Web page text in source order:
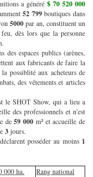
a généré $ 70 520 000
52 799boutiques dans
5000 par an, constituent un
dès lors que la personne
des espaces publics (arènes,
aux fabricants de faire la
possiblité aux acheteurs de
des vêtements et articles
le SHOT Show, qui a lieu a
des professionnels et n'est
de59 000 m² et accueille de
3 jours.
posséder au moins 1
000 ha.
Rang national